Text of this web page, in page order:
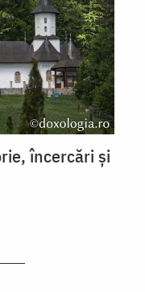
încercări și